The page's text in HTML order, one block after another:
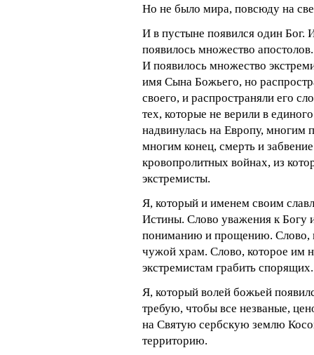
Но не было мира, повсюду на
И в пустыне появился один Бог.
появилось множество
И появилось множество
имя Сына Божьего, но
своего, и распространяли его
тех, которые не верили в
надвинулась на Европу, многим
многим конец, смерть и
кровопролитных войнах, из
экстремисты.
Я, который и именем своим
Истины. Слово уважения к
пониманию и прощению. Слово,
чужой храм. Слово, которое им
экстремистам грабить спорящих.
Я, который волей божьей
требую, чтобы все незваные,
на Святую сербскую землю
территорию.